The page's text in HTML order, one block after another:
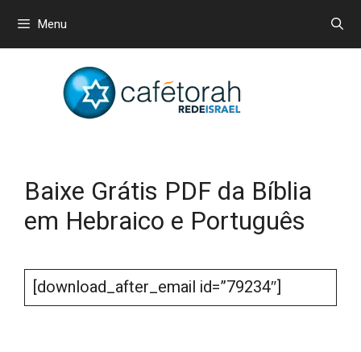
Menu
Baixe Grátis PDF da Bíblia
em Hebraico e Português
[download_after_email id=”79234″]